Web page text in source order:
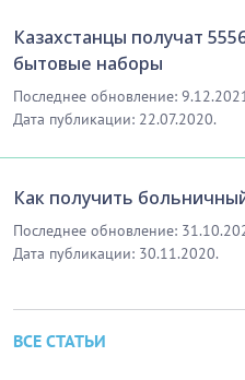
Казахстанцы получат
бытовые наборы
Последнее обновление:
Дата публикации: 22.07.2020.
Как получить
Последнее обновление:
Дата публикации: 30.11.2020.
ВСЕ СТАТЬИ